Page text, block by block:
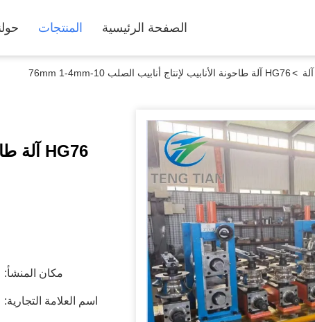
الصفحة الرئيسية المنتجات
>HG76 آلة طاحونة الأنابيب لإنتاج أنابيب الصلب 10-76mm 1-4mm
مكان المنشأ:
اسم العلامة التجارية: